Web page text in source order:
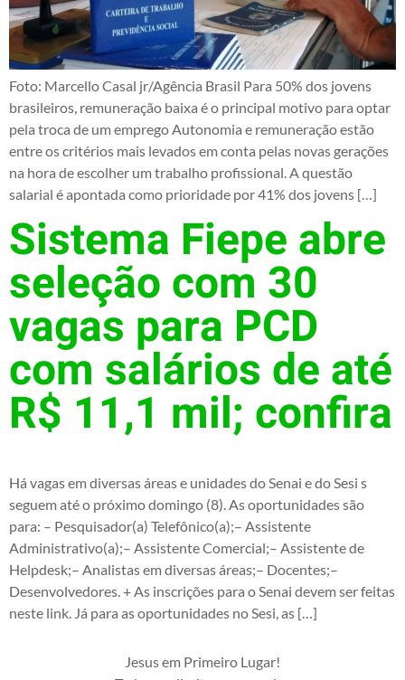
Foto: Marcello Casal jr/Agência Brasil Para 50% dos jovens
brasileiros, remuneração baixa é o principal motivo para optar
pela troca de um emprego Autonomia e remuneração estão
entre os critérios mais levados em conta pelas novas gerações
na hora de escolher um trabalho profissional. A questão
salarial é apontada como prioridade por 41% dos jovens […]
Sistema Fiepe abre
seleção com 30
vagas para PCD
com salários de até
R$ 11,1 mil; confira
Há vagas em diversas áreas e unidades do Senai e do Sesi s
seguem até o próximo domingo (8). As oportunidades são
para: – Pesquisador(a) Telefônico(a);– Assistente
Administrativo(a);– Assistente Comercial;– Assistente de
Helpdesk;– Analistas em diversas áreas;– Docentes;–
Desenvolvedores. + As inscrições para o Senai devem ser feitas
neste link. Já para as oportunidades no Sesi, as […]
Jesus em Primeiro Lugar!